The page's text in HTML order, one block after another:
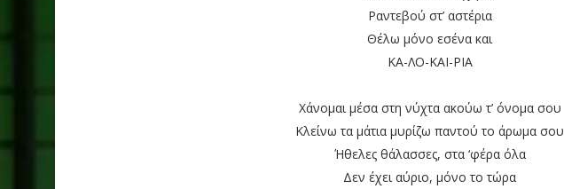
Ραντεβού στ’ αστέρια
Θέλω μόνο εσένα και
ΚΑ-ΛΟ-ΚΑΙ-ΡΙΑ
Χάνομαι μέσα στη νύχτα ακούω τ’ όνομα σου
Κλείνω τα μάτια μυρίζω παντού το άρωμα σου
Ήθελες θάλασσες, στα ‘φέρα όλα
Δεν έχει αύριο, μόνο το τώρα